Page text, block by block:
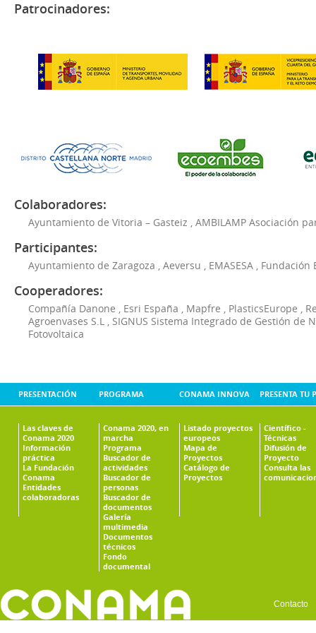
Patrocinadores:
Colaboradores:
Ayuntamiento de Vitoria – Gasteiz AMBILAMP Asociación
Participantes:
Ayuntamiento de Zaragoza Aeversu EMASESA Fundación
Cooperadores:
Compañía Danone Esri España Mapfre PlasticsEurope
Agroenvases S.L
SIGNUS Sistema Integrado de Gestión de
Fotovoltaica
PRESENTACIÓN
Las claves de
Conama 2020
Información
práctica
La Fundación
Conama
Entidades
colaboradoras
PROGRAMA
Conama 2020, en
marcha
Programa
Buscador de
actividades
Buscador de
personas
Buscador de
documentos
Galería
multimedia
Documentos
técnicos
Fondo
documental
CONAMA INNOVA
Listado proyectos
europeos
Mapa de
Proyectos
Catálogo de
Proyectos
PRESENTA TU
Científico -
Técnicas
Difusión de
Proyecto
Consulta las
Contacto